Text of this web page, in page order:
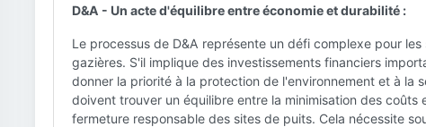
D&A - Un acte d'équilibre entre économie et durabilité :
Le processus de D&A représente un défi complexe pour
gazières. S'il implique des investissements financiers
donner la priorité à la protection de l'environnement et à la
doivent trouver un équilibre entre la minimisation des coûts
fermeture responsable des sites de puits. Cela nécessite